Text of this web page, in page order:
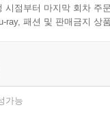
시점부터 마지막 회차 주
ray, 패션 및 판매금지 상
가능